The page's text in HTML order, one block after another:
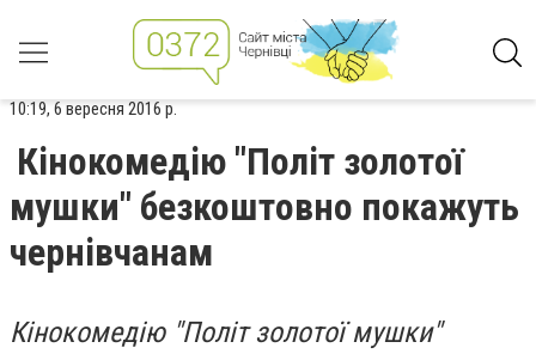
10:19, 6 вересня 2016 р.
Кінокомедію "Політ золотої
мушки" безкоштовно покажуть
чернівчанам
Кінокомедію "Політ золотої мушки"